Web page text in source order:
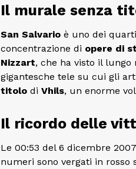
Il murale senza
San Salvario è uno dei
concentrazione di opere di
Nizzart, che ha visto il
gigantesche tele su cui gli
titolo di Vhils, un enorme
Il ricordo delle
Le 00:53 del 6 dicembre
numeri sono vergati in rosso